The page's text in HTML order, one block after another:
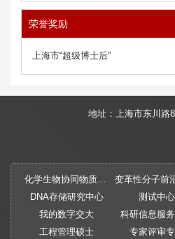
荣誉奖励
上海市“超级博士后”
地址：上海市东川路
化学生物协同物质创制全国重点实验室
DNA存储研究中心
测试中心
我的数字交大
科研信息服
工程管理硕士
专家评审